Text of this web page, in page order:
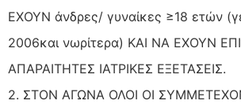
ΕΧΟΥΝ άνδρες/ γυναίκες ≥18 ετών
2006και νωρίτερα) ΚΑΙ ΝΑ ΕΧΟΥΝ
ΑΠΑΡΑΙΤΗΤΕΣ ΙΑΤΡΙΚΕΣ ΕΞΕΤΑΣΕΙΣ.
2. ΣΤΟΝ ΑΓΩΝΑ ΟΛΟΙ ΟΙ